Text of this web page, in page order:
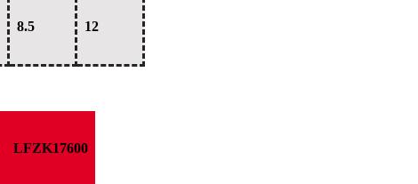
8.5 12
LFZK17600